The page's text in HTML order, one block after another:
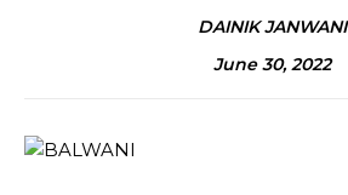
DAINIK JANWANI
June 30, 2022